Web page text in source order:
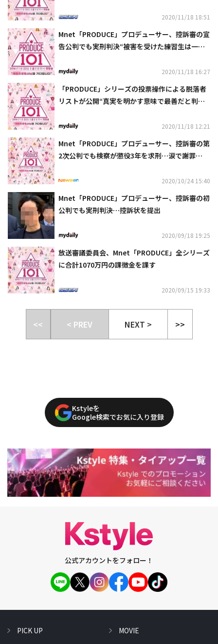
2020/11/18 18:51
Mnet「PRODUCE」プロデューサー、控訴審の宣
告公判でも実刑判決“被害を受けた練習生は一生
2020/11/18 16:27
「PRODUCE」シリーズの投票操作による脱落者
リストが公開“真実を明かす意味で最善だと判断
2020/11/18 12:21
Mnet「PRODUCE」プロデューサー、控訴審の第
2次公判でも検察が懲役3年を求刑…涙で謝罪
2020/10/24 15:40
Mnet「PRODUCE」プロデューサー、控訴審の初
公判でも実刑判決…控訴状を提出
2020/09/18 19:25
放送審議委員会、Mnet「PRODUCE」全シリーズ
に合計1070万円の課徴金を課す
2020/09/15 19:33
<< < PREV NEXT > >>
Kstyleを
Google検索でお気に入り登録
公式アカウントをフォロー！
PICK UP MOVIE